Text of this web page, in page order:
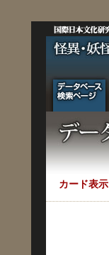
カード表示